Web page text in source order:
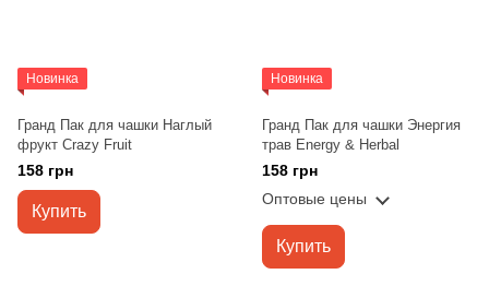
Новинка
Гранд Пак для чашки Наглый
фрукт Crazy Fruit
158 грн
Купить
Новинка
Гранд Пак для чашки Энергия
трав Energy & Herbal
158 грн
Оптовые цены
Купить